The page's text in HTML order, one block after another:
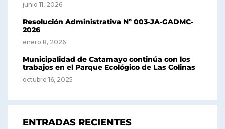
junio 11, 2026
Resolución Administrativa Nº 003-JA-GADMC-
2026
enero 8, 2026
Municipalidad de Catamayo continúa con los
trabajos en el Parque Ecológico de Las Colinas
octubre 16, 2025
ENTRADAS RECIENTES